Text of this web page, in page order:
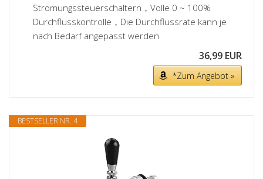
Strömungssteuerschaltern，Volle 0 ~ 100%
Durchflusskontrolle，Die Durchflussrate kann je
nach Bedarf angepasst werden
36,99 EUR
*Zum Angebot »
BESTSELLER NR. 4